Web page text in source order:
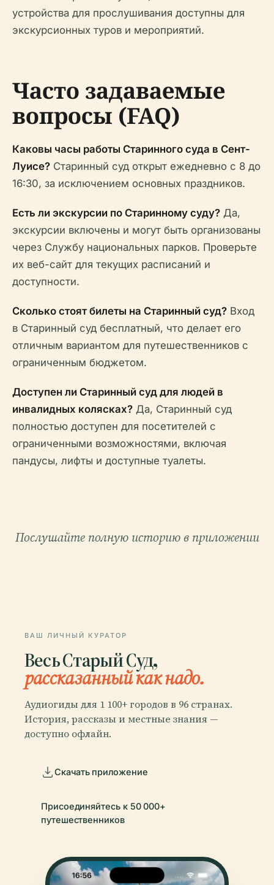
устройства для прослушивания доступны для
экскурсионных туров и мероприятий.
Часто задаваемые
вопросы (FAQ)
Каковы часы работы Старинного суда в Сент-
Луисе? Старинный суд открыт ежедневно с 8 до
16:30, за исключением основных праздников.
Есть ли экскурсии по Старинному суду? Да,
экскурсии включены и могут быть организованы
через Службу национальных парков. Проверьте
их веб-сайт для текущих расписаний и
доступности.
Сколько стоят билеты на Старинный суд? Вход
в Старинный суд бесплатный, что делает его
отличным вариантом для путешественников с
ограниченным бюджетом.
Доступен ли Старинный суд для людей в
инвалидных колясках? Да, Старинный суд
полностью доступен для посетителей с
ограниченными возможностями, включая
пандусы, лифты и доступные туалеты.
Послушайте полную историю в приложении
ВАШ ЛИЧНЫЙ КУРАТОР
Весь Старый Суд,
рассказанный как надо.
Аудиогиды для 1 100+ городов в 96 странах.
История, рассказы и местные знания —
доступно офлайн.
Скачать приложение
Присоединяйтесь к 50 000+
путешественников